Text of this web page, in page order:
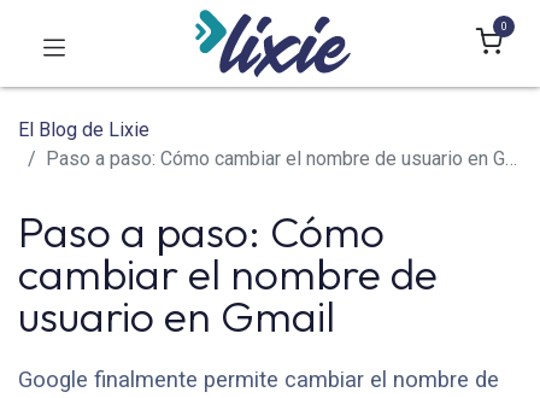
0
El Blog de Lixie
Paso a paso: Cómo cambiar el nombre de usuario en Gmail
Paso a paso: Cómo
cambiar el nombre de
usuario en Gmail
Google finalmente permite cambiar el nombre de